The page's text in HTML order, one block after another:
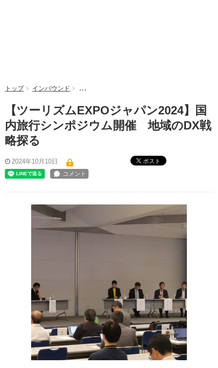
トップ インバウンド 【ツーリズムEXPOジャパン2024】国内旅行
【ツーリズムEXPOジャパン2024】国
内旅行シンポジウム開催 地域のDX戦
略探る
2024年10月10日 ポスト